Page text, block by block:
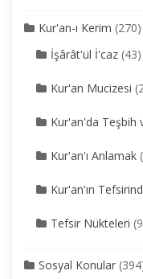
Kur'an-ı Kerim (270)
İşârât'ül İ'caz (43)
Kur'an Mucizesi
Kur'an'da Teşbih
Kur'an'ı Anlamak
Kur'an'ın
Tefsir Nükteleri
Sosyal Konular